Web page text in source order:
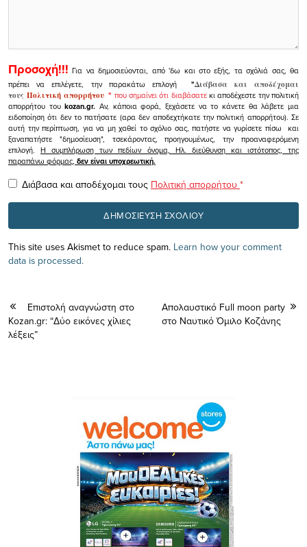
Προσοχή!!! Για να δημοσιεύονται, από 'δω και στο εξής, τα σχόλιά σας, θα
πρέπει να επιλέγετε, την παρακάτω επιλογή
"Διάβασα και αποδέχομαι
τουςΠολιτική απορρήτου" που σημαίνει ότι διαβάσατεκι αποδέχεστε την πολιτική
απορρήτου τουkozan.gr. Αν, κάποια φορά, ξεχάσετε να το κάνετε θα λάβετε μια
ειδοποίηση ότι δεν το πατήσατε (αρα δεν αποδεχτήκατε την πολιτική απορρήτου). Σε
αυτή την περίπτωση, για να μη χαθεί το σχόλιο σας, πατήστε να γυρίσετε πίσω και
ξαναπατήστε "δημοσίευση", τσεκάροντας, προηγουμένως, την προαναφερόμενη
επιλογή.Η συμπλήρωση των πεδίων όνομα, Ηλ. διεύθυνση και ιστότοπος, της
παραπάνω φόρμας, δεν είναι υποχρεωτική.
Διάβασα και αποδέχομαι τους Πολιτική απορρήτου *
This site uses Akismet to reduce spam. Learn how your comment
data is processed.
Eπιστολή αναγνώστη στο
Kozan.gr: “Δύο εικόνες χίλιες
λέξεις”
Απολαυστικό Full moon party
στο Ναυτικό Όμιλο Κοζάνης